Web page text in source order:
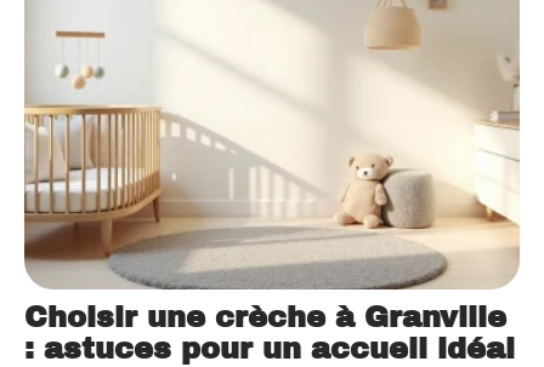
Choisir une crèche à Granville
: astuces pour un accueil idéal